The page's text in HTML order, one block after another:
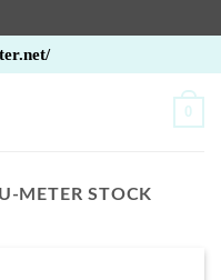
0
METER STOCK